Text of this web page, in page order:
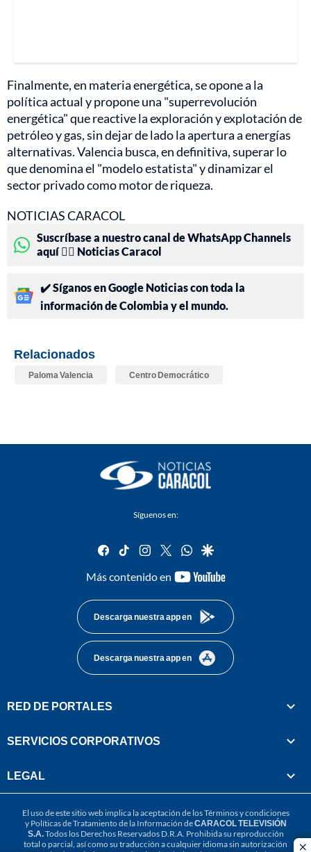
Finalmente, en materia energética, se opone a la
política actual y propone una "superrevolución
energética" que reactive la exploración y explotación de
petróleo y gas, sin dejar de lado la apertura a energías
alternativas. Valencia busca, en definitiva, superar lo
que denomina el "modelo estatista" y dinamizar el
sector privado como motor de riqueza.
NOTICIAS CARACOL
Suscríbase a nuestro canal de WhatsApp Channels
aquí 👉🏻 Noticias Caracol
✔️ Síganos en Google Noticias con toda la
información de Colombia y el mundo.
Relacionados
Paloma Valencia Centro Democrático
Síguenos en:
facebook
tiktok instagram
twitterwhatsapp
google
Más contenido en
youtube-
Descarga nuestra app en
Descarga nuestra app en
RED DE PORTALES
SERVICIOS CORPORATIVOS
LEGAL
El uso de este sitio web implica la aceptación de losTérminos y condiciones
y Políticas de Tratamiento de la Información deCARACOL TELEVISIÓN
S.A.Todos los Derechos Reservados D.R.A. Prohibida su reproducción
total o parcial, así como su traducción a cualquier idioma sin autorización